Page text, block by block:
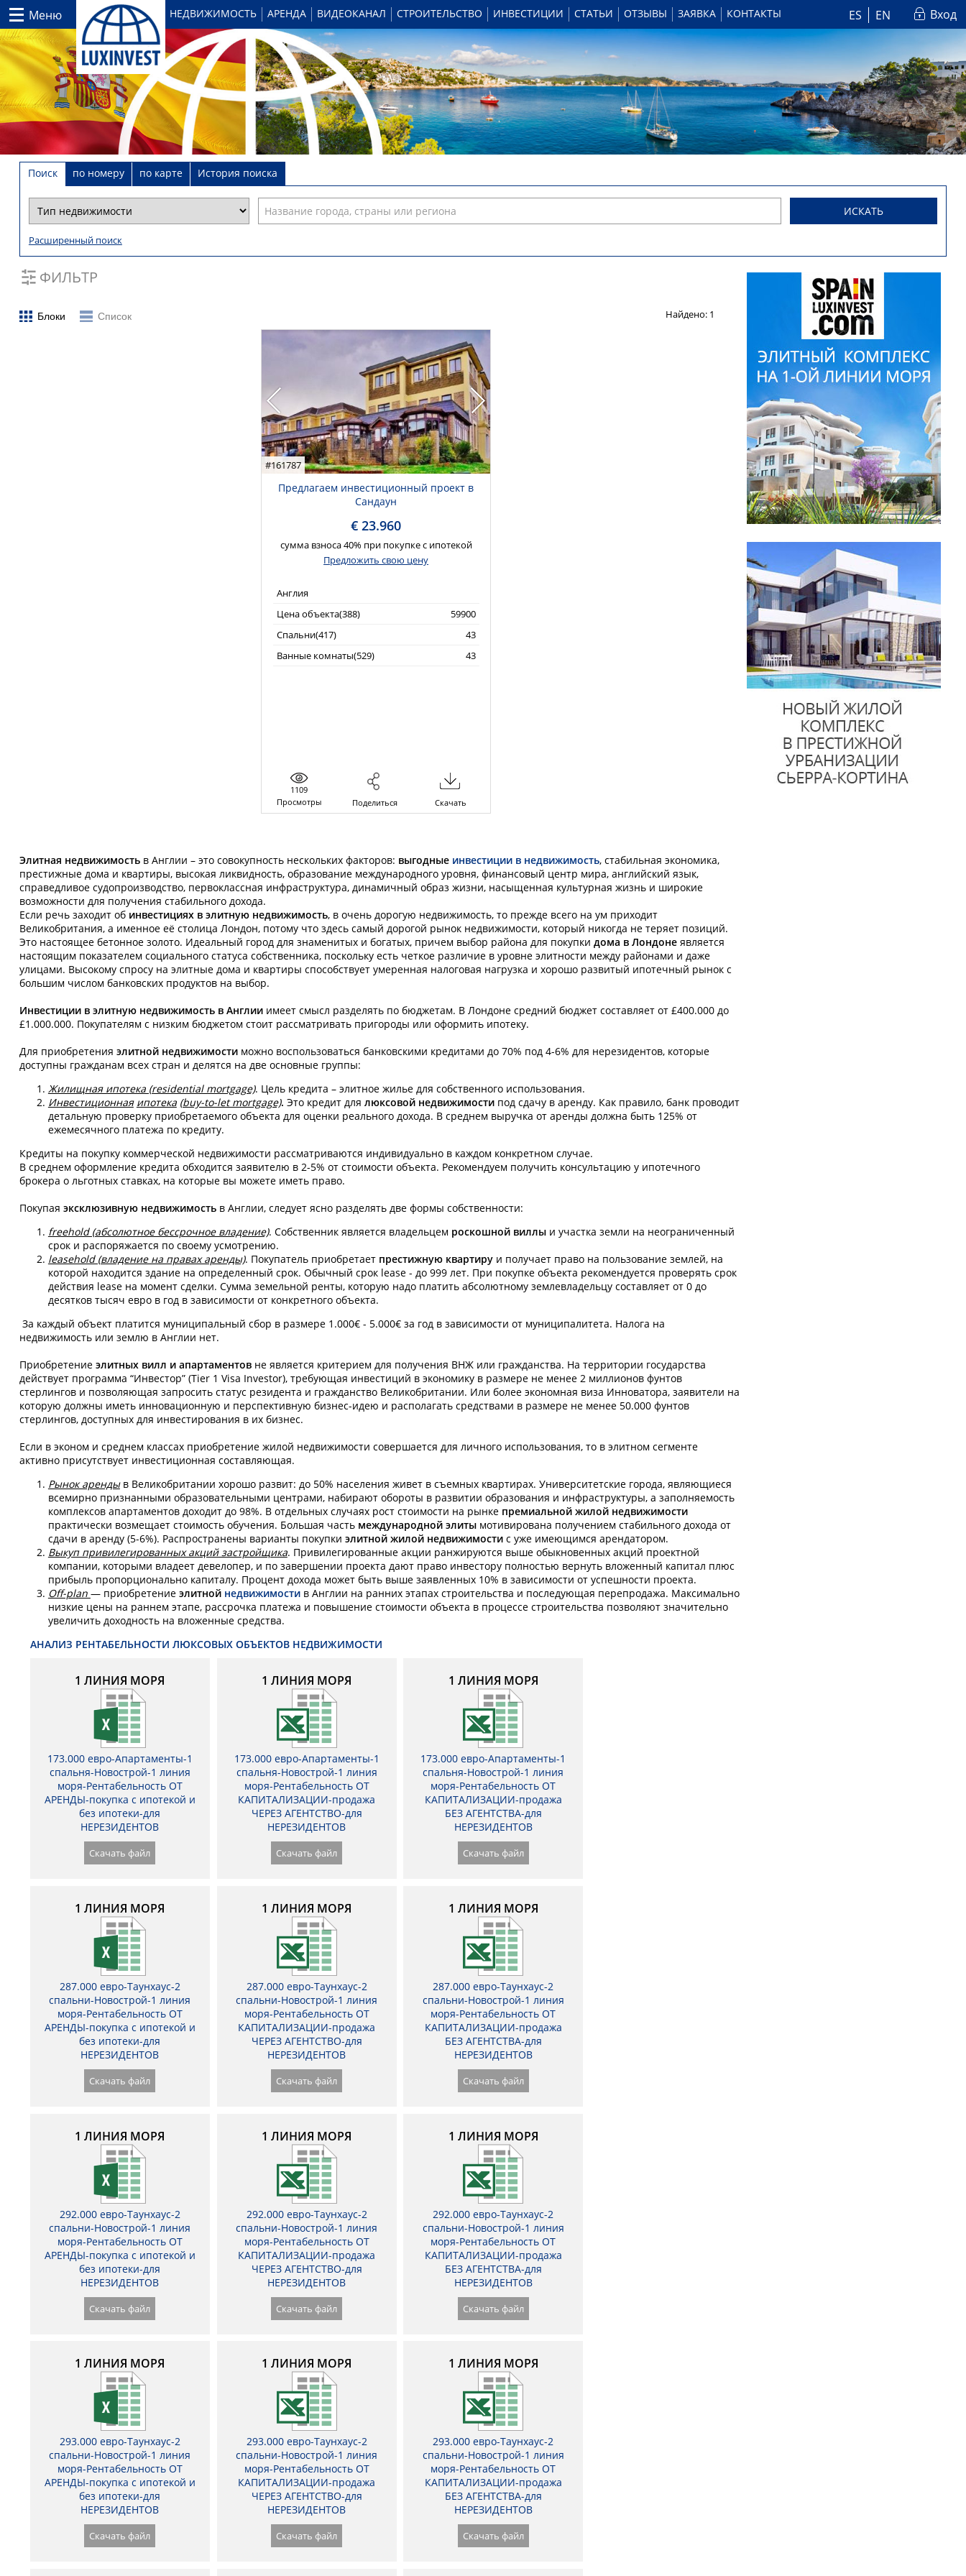
Меню НЕДВИЖИМОСТЬ АРЕНДА ВИДЕОКАНАЛ СТРОИТЕЛЬСТВО ИНВЕСТИЦИИ СТАТЬИ ОТЗЫВЫ ЗАЯВКА КОНТАКТЫ ES EN Вход
Поиск по номеру по карте История поиска
ИСКАТЬ
Расширенный поиск
ФИЛЬТР
Блоки Список Найдено: 1
#161787
Предлагаем инвестиционный проект в
Сандаун
€ 23.960
сумма взноса 40% при покупке с ипотекой
Предложить свою цену
Англия
Цена объекта(388)
59900
Спальни(417)
43
Ванные комнаты(529)
43
1109
Просмотры
Поделиться Скачать
Элитная недвижимостьв Англии – это совокупность нескольких факторов: выгодные инвестиции в недвижимость, стабильная экономика,
престижные дома и квартиры, высокая ликвидность, образование международного уровня, финансовый центр мира, английский язык,
справедливое судопроизводство, первоклассная инфраструктура, динамичный образ жизни, насыщенная культурная жизнь и широкие
возможности для получения стабильного дохода.
Если речь заходит об инвестициях в элитную недвижимость, в очень дорогую недвижимость, то прежде всего на ум приходит
Великобритания, а именное её столица Лондон, потому что здесь самый дорогой рынок недвижимости, который никогда не теряет позиций.
Это настоящее бетонное золото. Идеальный город для знаменитых и богатых, причем выбор района для покупки дома в Лондонеявляется
настоящим показателем социального статуса собственника, поскольку есть четкое различие в уровне элитности между районами и даже
улицами. Высокому спросу на элитные дома и квартиры способствует умеренная налоговая нагрузка и хорошо развитый ипотечный рынок с
большим числом банковских продуктов на выбор.
Инвестиции в элитную недвижимость в Англииимеет смысл разделять по бюджетам. В Лондоне средний бюджет составляет от £400.000 до
£1.000.000. Покупателям с низким бюджетом стоит рассматривать пригороды или оформить ипотеку.
Для приобретения элитной недвижимостиможно воспользоваться банковскими кредитами до 70% под 4-6% для нерезидентов, которые
доступны гражданам всех стран и делятся на две основные группы:
Жилищная ипотека (residential mortgage). Цель кредита – элитное жилье для собственного использования.
Инвестиционная ипотека (buy-to-let mortgage). Это кредит для люксовой недвижимостипод сдачу в аренду. Как правило, банк проводит
детальную проверку приобретаемого объекта для оценки реального дохода. В среднем выручка от аренды должна быть 125% от
ежемесячного платежа по кредиту.
Кредиты на покупку коммерческой недвижимости рассматриваются индивидуально в каждом конкретном случае.
В среднем оформление кредита обходится заявителю в 2-5% от стоимости объекта. Рекомендуем получить консультацию у ипотечного
брокера о льготных ставках, на которые вы можете иметь право.
Покупая эксклюзивную недвижимостьв Англии, следует ясно разделять две формы собственности:
freehold (абсолютное бессрочное владение). Собственник является владельцем роскошной виллыи участка земли на неограниченный
срок и распоряжается по своему усмотрению.
leasehold (владение на правах аренды). Покупатель приобретает престижную квартируи получает право на пользование землей, на
которой находится здание на определенный срок. Обычный срок lease - до 999 лет. При покупке объекта рекомендуется проверять срок
действия lease на момент сделки. Сумма земельной ренты, которую надо платить абсолютному землевладельцу составляет от 0 до
десятков тысяч евро в год в зависимости от конкретного объекта.
За каждый объект платится муниципальный сбор в размере 1.000€ - 5.000€ за год в зависимости от муниципалитета. Налога на
недвижимость или землю в Англии нет.
Приобретение элитных вилл и апартаментовне является критерием для получения ВНЖ или гражданства. На территории государства
действует программа “Инвестор” (Tier 1 Visa Investor), требующая инвестиций в экономику в размере не менее 2 миллионов фунтов
стерлингов и позволяющая запросить статус резидента и гражданство Великобритании. Или более экономная виза Инноватора, заявители на
которую должны иметь инновационную и перспективную бизнес-идею и располагать средствами в размере не менее 50.000 фунтов
стерлингов, доступных для инвестирования в их бизнес.
Если в эконом и среднем классах приобретение жилой недвижимости совершается для личного использования, то в элитном сегменте
активно присутствует инвестиционная составляющая.
Рынок арендыв Великобритании хорошо развит: до 50% населения живет в съемных квартирах. Университетские города, являющиеся
всемирно признанными образовательными центрами, набирают обороты в развитии образования и инфраструктуры, а заполняемость
комплексов апартаментов доходит до 98%. В отдельных случаях рост стоимости на рынке премиальной жилой недвижимости
практически возмещает стоимость обучения. Большая часть международной элиты мотивирована получением стабильного дохода от
сдачи в аренду (5-6%). Распространены варианты покупки элитной жилой недвижимостис уже имеющимся арендатором.
Выкуп привилегированных акций застройщика. Привилегированные акции ранжируются выше обыкновенных акций проектной
компании, которыми владеет девелопер, и по завершении проекта дают право инвестору полностью вернуть вложенный капитал плюс
прибыль пропорционально капиталу. Процент дохода может быть выше заявленных 10% в зависимости от успешности проекта.
Off-plan — приобретение элитной недвижимостив Англии на ранних этапах строительства и последующая перепродажа. Максимально
низкие цены на раннем этапе, рассрочка платежа и повышение стоимости объекта в процессе строительства позволяют значительно
увеличить доходность на вложенные средства.
АНАЛИЗ РЕНТАБЕЛЬНОСТИ ЛЮКСОВЫХ ОБЪЕКТОВ НЕДВИЖИМОСТИ
1 ЛИНИЯ МОРЯ
173.000 евро-Апартаменты-1
спальня-Новострой-1 линия
моря-Рентабельность ОТ
АРЕНДЫ-покупка с ипотекой и
без ипотеки-для
НЕРЕЗИДЕНТОВ
Скачать файл
1 ЛИНИЯ МОРЯ
173.000 евро-Апартаменты-1
спальня-Новострой-1 линия
моря-Рентабельность ОТ
КАПИТАЛИЗАЦИИ-продажа
ЧЕРЕЗ АГЕНТСТВО-для
НЕРЕЗИДЕНТОВ
Скачать файл
1 ЛИНИЯ МОРЯ
173.000 евро-Апартаменты-1
спальня-Новострой-1 линия
моря-Рентабельность ОТ
КАПИТАЛИЗАЦИИ-продажа
БЕЗ АГЕНТСТВА-для
НЕРЕЗИДЕНТОВ
Скачать файл
1 ЛИНИЯ МОРЯ
287.000 евро-Таунхаус-2
спальни-Новострой-1 линия
моря-Рентабельность ОТ
АРЕНДЫ-покупка с ипотекой и
без ипотеки-для
НЕРЕЗИДЕНТОВ
Скачать файл
1 ЛИНИЯ МОРЯ
287.000 евро-Таунхаус-2
спальни-Новострой-1 линия
моря-Рентабельность ОТ
КАПИТАЛИЗАЦИИ-продажа
ЧЕРЕЗ АГЕНТСТВО-для
НЕРЕЗИДЕНТОВ
Скачать файл
1 ЛИНИЯ МОРЯ
287.000 евро-Таунхаус-2
спальни-Новострой-1 линия
моря-Рентабельность ОТ
КАПИТАЛИЗАЦИИ-продажа
БЕЗ АГЕНТСТВА-для
НЕРЕЗИДЕНТОВ
Скачать файл
1 ЛИНИЯ МОРЯ
292.000 евро-Таунхаус-2
спальни-Новострой-1 линия
моря-Рентабельность ОТ
АРЕНДЫ-покупка с ипотекой и
без ипотеки-для
НЕРЕЗИДЕНТОВ
Скачать файл
1 ЛИНИЯ МОРЯ
292.000 евро-Таунхаус-2
спальни-Новострой-1 линия
моря-Рентабельность ОТ
КАПИТАЛИЗАЦИИ-продажа
ЧЕРЕЗ АГЕНТСТВО-для
НЕРЕЗИДЕНТОВ
Скачать файл
1 ЛИНИЯ МОРЯ
292.000 евро-Таунхаус-2
спальни-Новострой-1 линия
моря-Рентабельность ОТ
КАПИТАЛИЗАЦИИ-продажа
БЕЗ АГЕНТСТВА-для
НЕРЕЗИДЕНТОВ
Скачать файл
1 ЛИНИЯ МОРЯ
293.000 евро-Таунхаус-2
спальни-Новострой-1 линия
моря-Рентабельность ОТ
АРЕНДЫ-покупка с ипотекой и
без ипотеки-для
НЕРЕЗИДЕНТОВ
Скачать файл
1 ЛИНИЯ МОРЯ
293.000 евро-Таунхаус-2
спальни-Новострой-1 линия
моря-Рентабельность ОТ
КАПИТАЛИЗАЦИИ-продажа
ЧЕРЕЗ АГЕНТСТВО-для
НЕРЕЗИДЕНТОВ
Скачать файл
1 ЛИНИЯ МОРЯ
293.000 евро-Таунхаус-2
спальни-Новострой-1 линия
моря-Рентабельность ОТ
КАПИТАЛИЗАЦИИ-продажа
БЕЗ АГЕНТСТВА-для
НЕРЕЗИДЕНТОВ
Скачать файл